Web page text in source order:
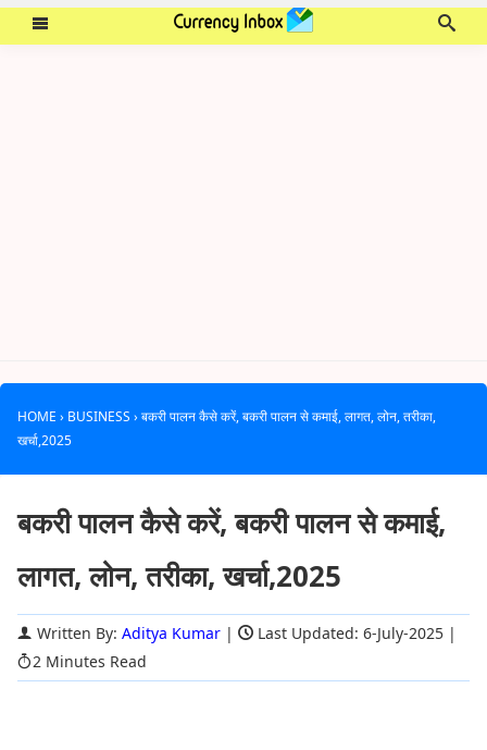
HOME › BUSINESS › बकरी पालन कैसे करें, बकरी पालन से कमाई, लागत, लोन, तरीका,
खर्चा,2025
बकरी पालन कैसे करें, बकरी पालन से कमाई,
लागत, लोन, तरीका, खर्चा,2025
Written By: Aditya Kumar | Last Updated: 6-July-2025 |
2 Minutes Read